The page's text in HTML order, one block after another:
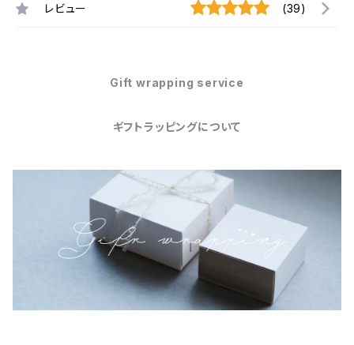
レビュー (39)
Gift wrapping service
ギフトラッピングについて